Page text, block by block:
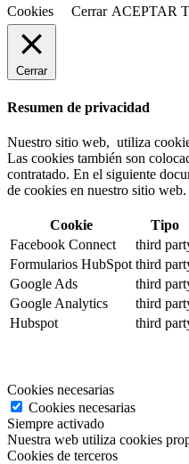
Cookies
Cerrar ACEPTAR
Cerrar
Resumen de privacidad
Nuestro sitio web, utiliza
Las cookies también son
contratado. En el siguiente
de cookies en nuestro sitio web.
Cookie Tipo
Facebook Connect
third
Formularios HubSpot third
Google Ads
third
Google Analytics
third
Hubspot
third
Cookies necesarias
Cookies necesarias
Siempre activado
Nuestra web utiliza cookies
Cookies de terceros